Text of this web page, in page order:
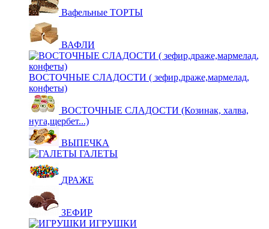
Вафельные ТОРТЫ
ВАФЛИ
ВОСТОЧНЫЕ СЛАДОСТИ ( зефир,драже,мармелад,
конфеты)
ВОСТОЧНЫЕ СЛАДОСТИ (Козинак, халва,
нуга,щербет...)
ВЫПЕЧКА
ГАЛЕТЫ
ДРАЖЕ
ЗЕФИР
ИГРУШКИ